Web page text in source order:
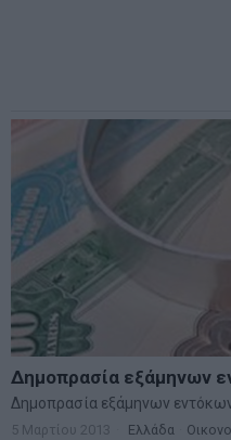
Δημοπρασία εξάμηνων
Δημοπρασία εξάμηνων
5 Μαρτίου 2013 Ελλάδα